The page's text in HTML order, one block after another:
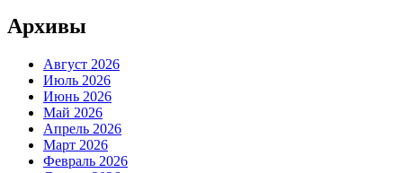
Архивы
Август 2026
Июль 2026
Июнь 2026
Май 2026
Апрель 2026
Март 2026
Февраль 2026